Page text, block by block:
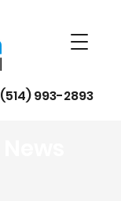
(514) 993-2893